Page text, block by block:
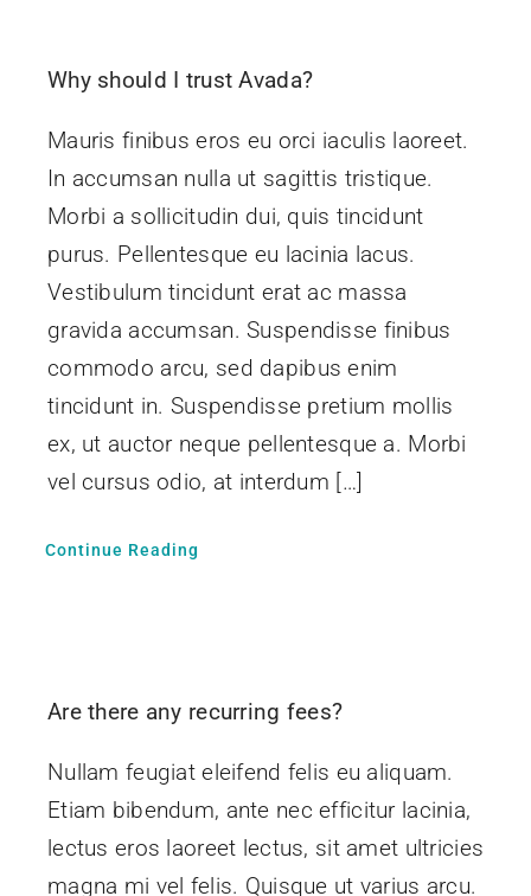
Why should I trust Avada?
Mauris finibus eros eu orci iaculis laoreet.
In accumsan nulla ut sagittis tristique.
Morbi a sollicitudin dui, quis tincidunt
purus. Pellentesque eu lacinia lacus.
Vestibulum tincidunt erat ac massa
gravida accumsan. Suspendisse finibus
commodo arcu, sed dapibus enim
tincidunt in. Suspendisse pretium mollis
ex, ut auctor neque pellentesque a. Morbi
vel cursus odio, at interdum […]
Continue Reading
Are there any recurring fees?
Nullam feugiat eleifend felis eu aliquam.
Etiam bibendum, ante nec efficitur lacinia,
lectus eros laoreet lectus, sit amet ultricies
magna mi vel felis. Quisque ut varius arcu.